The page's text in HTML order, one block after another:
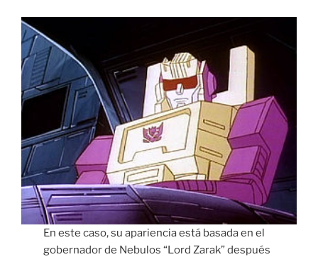
En este caso, su apariencia está basada en el
gobernador de Nebulos “Lord Zarak” después